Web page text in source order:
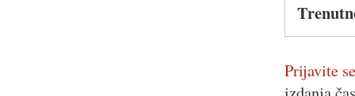
Prijavite